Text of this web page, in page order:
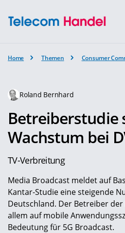
Home Themen Consumer
Roland Bernhard
Betreiberstudie
Wachstum bei
TV-Verbreitung
Media Broadcast meldet auf
Kantar-Studie eine steigende
Deutschland. Der Betreiber
allem auf mobile
Bedeutung für 5G Broadcast.